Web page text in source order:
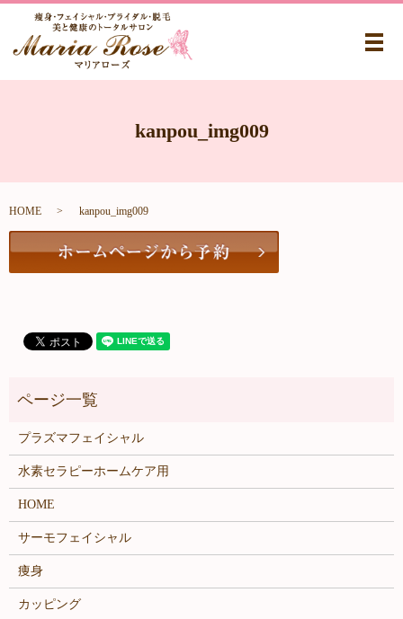
メ
kanpou_img009
HOME kanpou_img009
プラズマフェイシャル
水素セラピーホームケア用
HOME
サーモフェイシャル
痩身
カッピング